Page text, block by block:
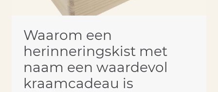
Waarom een
herinneringskist met
naam een waardevol
kraamcadeau is